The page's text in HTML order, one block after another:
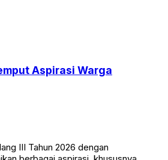
Aspirasi Warga
III Tahun 2026 dengan